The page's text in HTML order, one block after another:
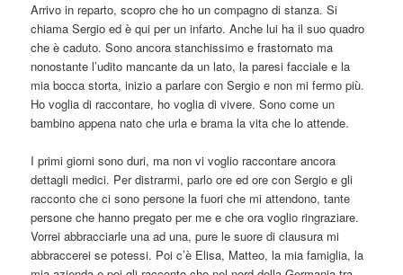
Arrivo in reparto, scopro che ho un compagno di stanza. Si
chiama Sergio ed è qui per un infarto. Anche lui ha il suo quadro
che è caduto. Sono ancora stanchissimo e frastornato ma
nonostante l’udito mancante da un lato, la paresi facciale e la
mia bocca storta, inizio a parlare con Sergio e non mi fermo più.
Ho voglia di raccontare, ho voglia di vivere. Sono come un
bambino appena nato che urla e brama la vita che lo attende.
I primi giorni sono duri, ma non vi voglio raccontare ancora
dettagli medici. Per distrarmi, parlo ore ed ore con Sergio e gli
racconto che ci sono persone la fuori che mi attendono, tante
persone che hanno pregato per me e che ora voglio ringraziare.
Vorrei abbracciarle una ad una, pure le suore di clausura mi
abbraccerei se potessi. Poi c’è Elisa, Matteo, la mia famiglia, la